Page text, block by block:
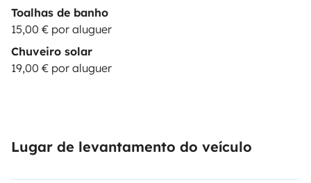
Toalhas de banho
15,00 € por aluguer
Chuveiro solar
19,00 € por aluguer
Lugar de levantamento do veículo